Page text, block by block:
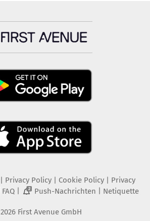
| Privacy Policy| Cookie Policy| Privacy
FAQ| 2 Push-Nachrichten | Netiquette
2026 First Avenue GmbH